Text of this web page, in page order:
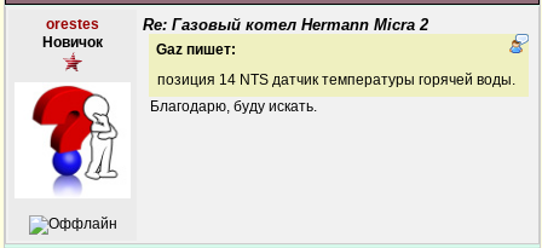
orestes
Новичок
Re: Газовый котел Hermann Micra 2
Gaz пишет:
позиция 14 NTS датчик температуры горячей воды.
Благодарю, буду искать.